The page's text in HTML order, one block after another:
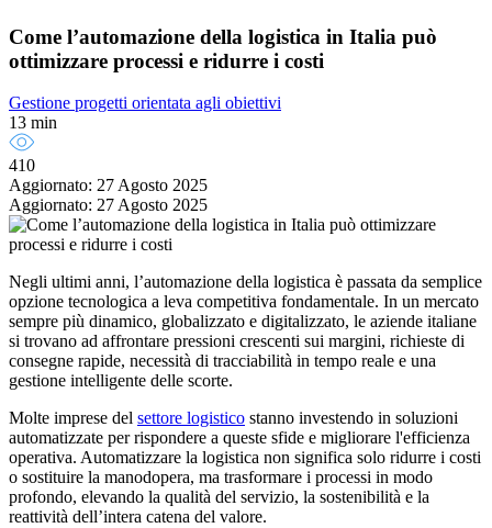
Come l’automazione della logistica in Italia può
ottimizzare processi e ridurre i costi
Gestione progetti orientata agli obiettivi
13 min
410
Aggiornato: 27 Agosto 2025
Aggiornato: 27 Agosto 2025
Negli ultimi anni, l’automazione della logistica è passata da semplice
opzione tecnologica a leva competitiva fondamentale. In un mercato
sempre più dinamico, globalizzato e digitalizzato, le aziende italiane
si trovano ad affrontare pressioni crescenti sui margini, richieste di
consegne rapide, necessità di tracciabilità in tempo reale e una
gestione intelligente delle scorte.
Molte imprese del settore logistico stanno investendo in soluzioni
automatizzate per rispondere a queste sfide e migliorare l'efficienza
operativa. Automatizzare la logistica non significa solo ridurre i costi
o sostituire la manodopera, ma trasformare i processi in modo
profondo, elevando la qualità del servizio, la sostenibilità e la
reattività dell’intera catena del valore.